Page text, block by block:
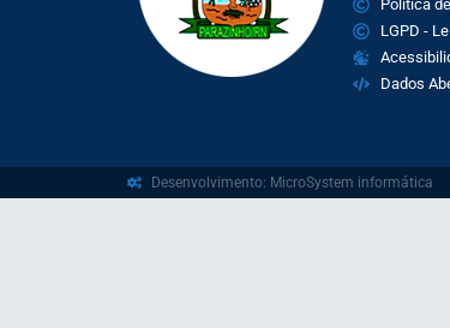
Política
LGPD -
Dados
Desenvolvimento: MicroSystem informática